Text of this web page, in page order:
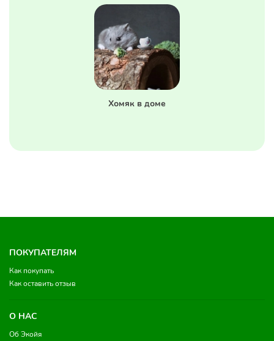
Хомяк в доме
ПОКУПАТЕЛЯМ
Как покупать
Как оставить отзыв
О НАС
Об Экойя